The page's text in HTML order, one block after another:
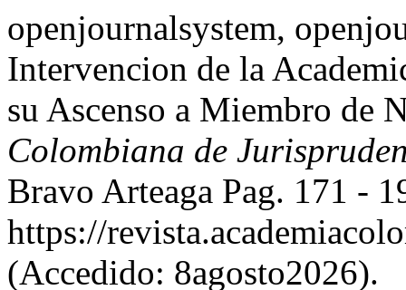
openjournalsystem,
Intervencion de la
su Ascenso a Miembro de
Colombiana de
Bravo Arteaga Pag. 171 -
https://
(Accedido: 8agosto2026).